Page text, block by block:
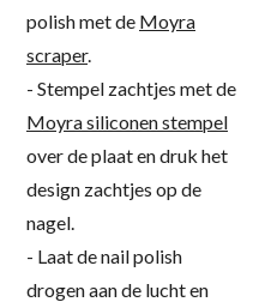
polish met de Moyra
scraper.
- Stempel zachtjes met de
Moyra siliconen stempel
over de plaat en druk het
design zachtjes op de
nagel.
- Laat de nail polish
drogen aan de lucht en